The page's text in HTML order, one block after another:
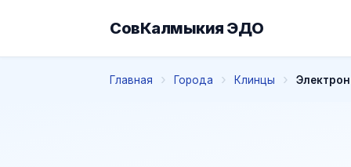
СовКалмыкия ЭДО
Главная Города Клинцы